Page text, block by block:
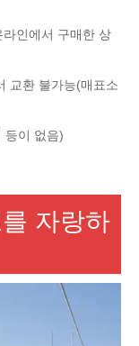
인에서 구매한 상
교환 불가능(매표소
등이 없음)
자랑하